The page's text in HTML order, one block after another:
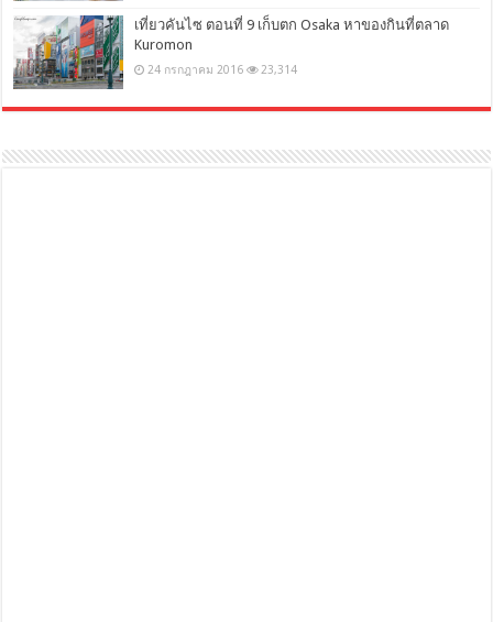
เที่ยวคันไซ ตอนที่ 9 เก็บตก Osaka หาของกินที่ตลาด
Kuromon
24 กรกฎาคม 2016 23,314